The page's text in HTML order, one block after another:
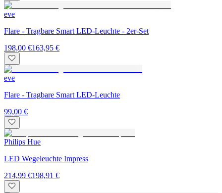
eve
Flare - Tragbare Smart LED-Leuchte - 2er-Set
198,00 €163,95 €
eve
Flare - Tragbare Smart LED-Leuchte
99,00 €
Philips Hue
LED Wegeleuchte Impress
214,99 €198,91 €